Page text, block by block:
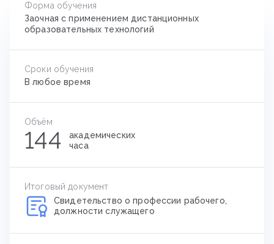
Форма обучения
Заочная с применением дистанционных
образовательных технологий
Сроки обучения
В любое время
Объём
144
академических
часа
Итоговый документ
Свидетельство о профессии рабочего,
должности служащего